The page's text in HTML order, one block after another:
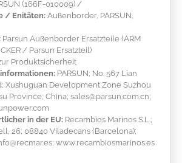
(166F-010009) /
/ Enitäten: Außenborder, PARSUN,
Parsun Außenborder Ersatzteile (ARM
/ Parsun Ersatzteil)
Produktsicherheit
PARSUN; No. 567 Lian
Xushuguan Development Zone Suzhou
Province; China; sales@parsun.com.cn;
in der EU: Recambios Marinos S.L.;
26; 08840 Viladecans (Barcelona);
www.recambiosmarinos.es